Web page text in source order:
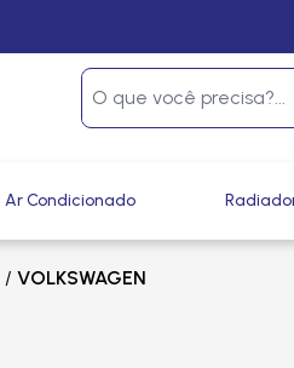
Ar Condicionado
/ VOLKSWAGEN